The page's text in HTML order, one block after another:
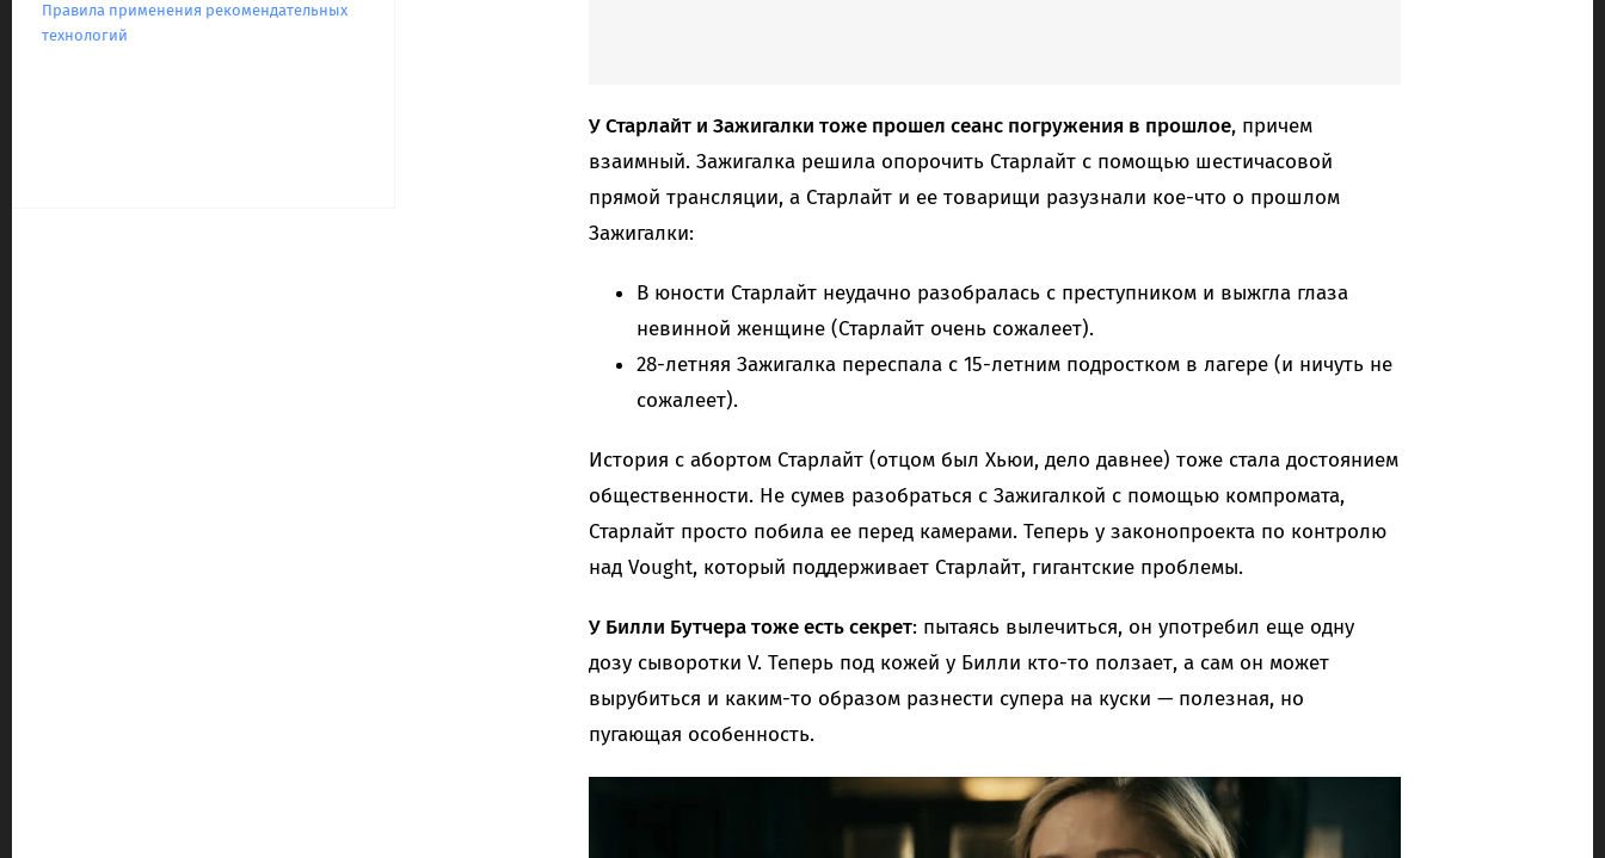
Правила применения рекомендательных
технологий
У Старлайт и Зажигалки тоже прошел сеанс погружения в прошлое, причем
взаимный. Зажигалка решила опорочить Старлайт с помощью шестичасовой
прямой трансляции, а Старлайт и ее товарищи разузнали кое-что о прошлом
Зажигалки:
В юности Старлайт неудачно разобралась с преступником и выжгла глаза
невинной женщине (Старлайт очень сожалеет).
28-летняя Зажигалка переспала с 15-летним подростком в лагере (и ничуть не
сожалеет).
История с абортом Старлайт (отцом был Хьюи, дело давнее) тоже стала достоянием
общественности. Не сумев разобраться с Зажигалкой с помощью компромата,
Старлайт просто побила ее перед камерами. Теперь у законопроекта по контролю
над Vought, который поддерживает Старлайт, гигантские проблемы.
У Билли Бутчера тоже есть секрет: пытаясь вылечиться, он употребил еще одну
дозу сыворотки V. Теперь под кожей у Билли кто-то ползает, а сам он может
вырубиться и каким-то образом разнести супера на куски — полезная, но
пугающая особенность.